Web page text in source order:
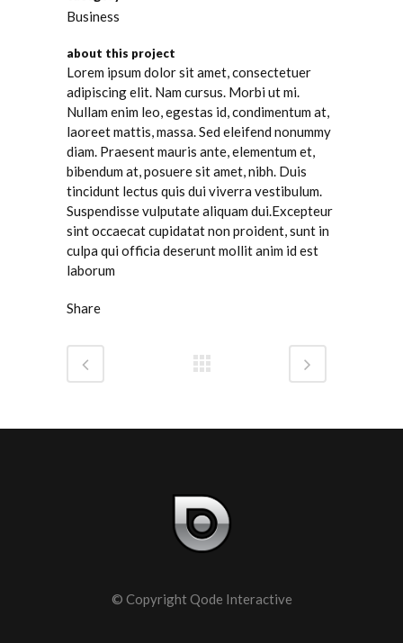
Business
about this project
Lorem ipsum dolor sit amet, consectetuer
adipiscing elit. Nam cursus. Morbi ut mi.
Nullam enim leo, egestas id, condimentum at,
laoreet mattis, massa. Sed eleifend nonummy
diam. Praesent mauris ante, elementum et,
bibendum at, posuere sit amet, nibh. Duis
tincidunt lectus quis dui viverra vestibulum.
Suspendisse vulputate aliquam dui.Excepteur
sint occaecat cupidatat non proident, sunt in
culpa qui officia deserunt mollit anim id est
laborum
Share
© Copyright Qode Interactive